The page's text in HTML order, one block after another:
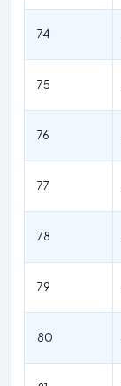
74
75
76
77
78
79
80